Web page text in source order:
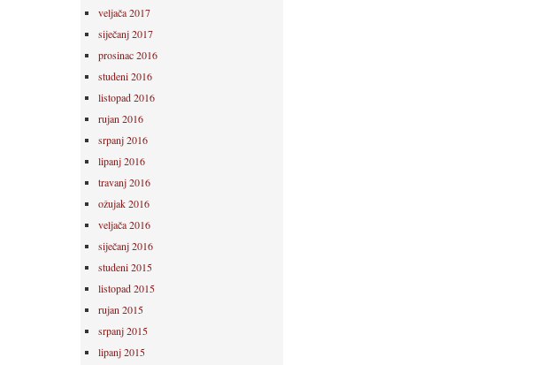
veljača 2017
siječanj 2017
prosinac 2016
studeni 2016
listopad 2016
rujan 2016
srpanj 2016
lipanj 2016
travanj 2016
ožujak 2016
veljača 2016
siječanj 2016
studeni 2015
listopad 2015
rujan 2015
srpanj 2015
lipanj 2015